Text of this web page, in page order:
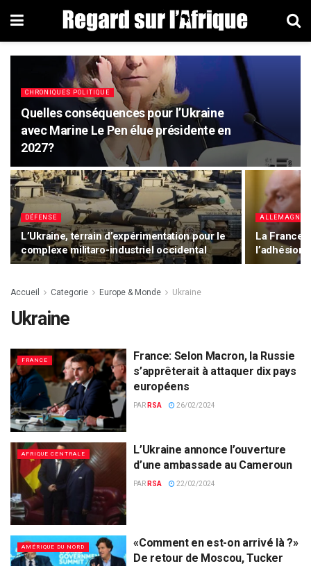
CHRONIQUES POLITIQUE
Quelles conséquences pour l’Ukraine
avec Marine Le Pen élue présidente en
2027?
DÉFENSE
L’Ukraine, terrain d’expérimentation pour le
complexe militaro-industriel occidental
ALLEMAGNE
La France
l’adhésion
Accueil Categorie Europe & Monde Ukraine
Ukraine
FRANCE
France: Selon Macron, la Russie
s’apprêterait à attaquer dix pays
européens
PAR RSA 26/02/2024
AFRIQUE CENTRALE
L’Ukraine annonce l’ouverture
d’une ambassade au Cameroun
PAR RSA 22/02/2024
AMÉRIQUE DU NORD
«Comment en est-on arrivé là ?»
De retour de Moscou, Tucker